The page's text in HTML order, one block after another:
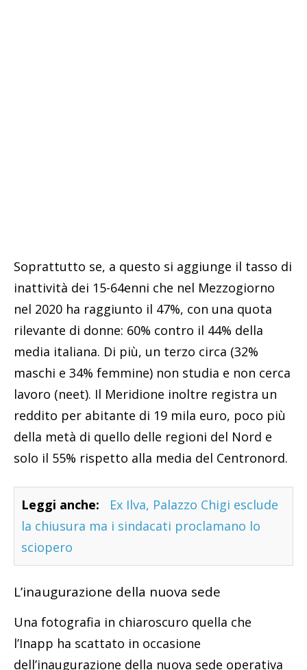
Soprattutto se, a questo si aggiunge il tasso di
inattività dei 15-64enni che nel Mezzogiorno
nel 2020 ha raggiunto il 47%, con una quota
rilevante di donne: 60% contro il 44% della
media italiana. Di più, un terzo circa (32%
maschi e 34% femmine) non studia e non cerca
lavoro (neet). Il Meridione inoltre registra un
reddito per abitante di 19 mila euro, poco più
della metà di quello delle regioni del Nord e
solo il 55% rispetto alla media del Centronord.
Leggi anche:
Ex Ilva, Palazzo Chigi esclude
la chiusura ma i sindacati proclamano lo
sciopero
L’inaugurazione della nuova sede
Una fotografia in chiaroscuro quella che
l’Inapp ha scattato in occasione
dell’inaugurazione della nuova sede operativa